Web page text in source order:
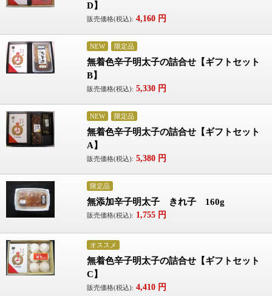
D】
販売価格(税込): 4,160 円
NEW 限定品
無着色辛子明太子の詰合せ【ギフトセット
B】
販売価格(税込): 5,330 円
NEW 限定品
無着色辛子明太子の詰合せ【ギフトセット
A】
販売価格(税込): 5,380 円
限定品
無添加辛子明太子 きれ子 160g
販売価格(税込): 1,755 円
オススメ
無着色辛子明太子の詰合せ【ギフトセット
C】
販売価格(税込): 4,410 円